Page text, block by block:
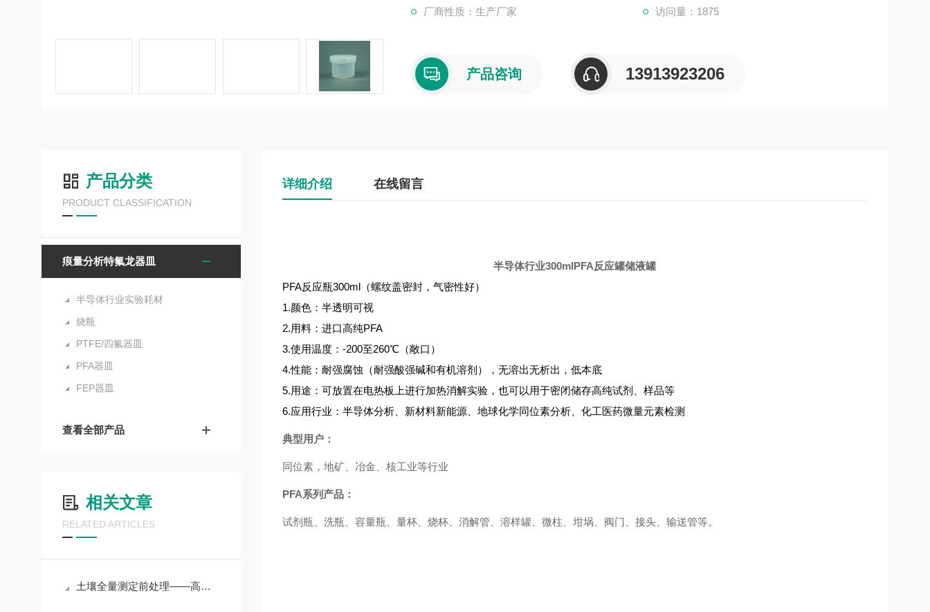
5.用途：可放置在电热板上进行加热消解实验，也可以用于密闭储存高纯试剂、样品等
厂商性质：生产厂家 访问量：1875
产品咨询 13913923206
产品分类
PRODUCT CLASSIFICATION
痕量分析特氟龙器皿
半导体行业实验耗材
烧瓶
PTFE/四氟器皿
PFA器皿
FEP器皿
查看全部产品
相关文章
RELATED ARTICLES
土壤全量测定前处理——高压消解法
详细介绍 在线留言
半导体行业300mlPFA反应罐储液罐
PFA反应瓶300ml（螺纹盖密封，气密性好）
1.颜色：半透明可视
2.用料：进口高纯PFA
3.使用温度：-200至260℃（敞口）
4.性能：耐强腐蚀（耐强酸强碱和有机溶剂），无溶出无析出，低本底
5.用途：可放置在电热板上进行加热消解实验，也可以用于密闭储存高纯试剂、样品等
6.应用行业：半导体分析、新材料新能源、地球化学同位素分析、化工医药微量元素检测
典型用户：
同位素，地矿、冶金、核工业等行业
PFA系列产品：
试剂瓶、洗瓶、容量瓶、量杯、烧杯、消解管、溶样罐、微柱、坩埚、阀门、接头、输送管等。